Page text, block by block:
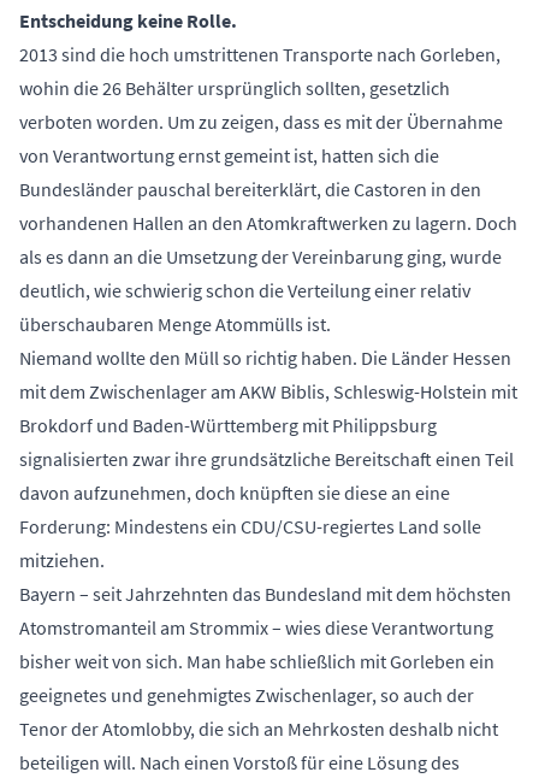
Entscheidung keine Rolle.
2013 sind die hoch umstrittenen Transporte nach Gorleben,
wohin die 26 Behälter ursprünglich sollten, gesetzlich
verboten worden. Um zu zeigen, dass es mit der Übernahme
von Verantwortung ernst gemeint ist, hatten sich die
Bundesländer pauschal bereiterklärt, die Castoren in den
vorhandenen Hallen an den Atomkraftwerken zu lagern. Doch
als es dann an die Umsetzung der Vereinbarung ging, wurde
deutlich, wie schwierig schon die Verteilung einer relativ
überschaubaren Menge Atommülls ist.
Niemand wollte den Müll so richtig haben. Die Länder Hessen
mit dem Zwischenlager am AKW Biblis, Schleswig-Holstein mit
Brokdorf und Baden-Württemberg mit Philippsburg
signalisierten zwar ihre grundsätzliche Bereitschaft einen Teil
davon aufzunehmen, doch knüpften sie diese an eine
Forderung: Mindestens ein CDU/CSU-regiertes Land solle
mitziehen.
Bayern – seit Jahrzehnten das Bundesland mit dem höchsten
Atomstromanteil am Strommix – wies diese Verantwortung
bisher weit von sich. Man habe schließlich mit Gorleben ein
geeignetes und genehmigtes Zwischenlager, so auch der
Tenor der Atomlobby, die sich an Mehrkosten deshalb nicht
beteiligen will. Nach einen Vorstoß für eine Lösung des